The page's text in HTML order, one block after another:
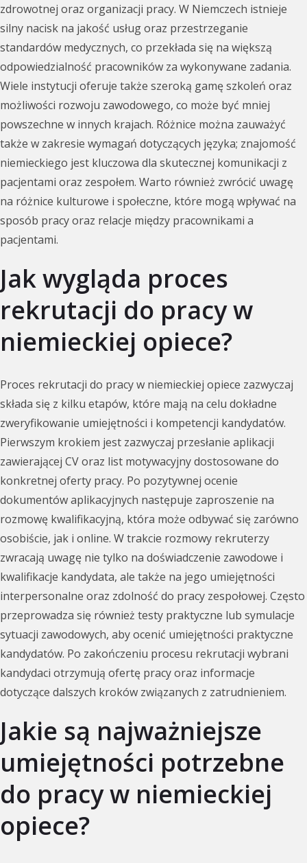
zdrowotnej oraz organizacji pracy. W Niemczech istnieje
silny nacisk na jakość usług oraz przestrzeganie
standardów medycznych, co przekłada się na większą
odpowiedzialność pracowników za wykonywane zadania.
Wiele instytucji oferuje także szeroką gamę szkoleń oraz
możliwości rozwoju zawodowego, co może być mniej
powszechne w innych krajach. Różnice można zauważyć
także w zakresie wymagań dotyczących języka; znajomość
niemieckiego jest kluczowa dla skutecznej komunikacji z
pacjentami oraz zespołem. Warto również zwrócić uwagę
na różnice kulturowe i społeczne, które mogą wpływać na
sposób pracy oraz relacje między pracownikami a
pacjentami.
Jak wygląda proces
rekrutacji do pracy w
niemieckiej opiece?
Proces rekrutacji do pracy w niemieckiej opiece zazwyczaj
składa się z kilku etapów, które mają na celu dokładne
zweryfikowanie umiejętności i kompetencji kandydatów.
Pierwszym krokiem jest zazwyczaj przesłanie aplikacji
zawierającej CV oraz list motywacyjny dostosowane do
konkretnej oferty pracy. Po pozytywnej ocenie
dokumentów aplikacyjnych następuje zaproszenie na
rozmowę kwalifikacyjną, która może odbywać się zarówno
osobiście, jak i online. W trakcie rozmowy rekruterzy
zwracają uwagę nie tylko na doświadczenie zawodowe i
kwalifikacje kandydata, ale także na jego umiejętności
interpersonalne oraz zdolność do pracy zespołowej. Często
przeprowadza się również testy praktyczne lub symulacje
sytuacji zawodowych, aby ocenić umiejętności praktyczne
kandydatów. Po zakończeniu procesu rekrutacji wybrani
kandydaci otrzymują ofertę pracy oraz informacje
dotyczące dalszych kroków związanych z zatrudnieniem.
Jakie są najważniejsze
umiejętności potrzebne
do pracy w niemieckiej
opiece?